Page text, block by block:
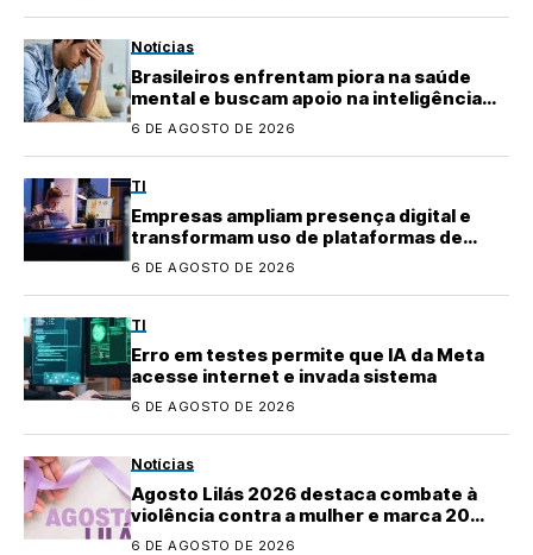
Notícias
Brasileiros enfrentam piora na saúde
mental e buscam apoio na inteligência
artificial
6 DE AGOSTO DE 2026
TI
Empresas ampliam presença digital e
transformam uso de plataformas de
conteúdo
6 DE AGOSTO DE 2026
TI
Erro em testes permite que IA da Meta
acesse internet e invada sistema
6 DE AGOSTO DE 2026
Notícias
Agosto Lilás 2026 destaca combate à
violência contra a mulher e marca 20
anos da Lei Maria da Penha
6 DE AGOSTO DE 2026